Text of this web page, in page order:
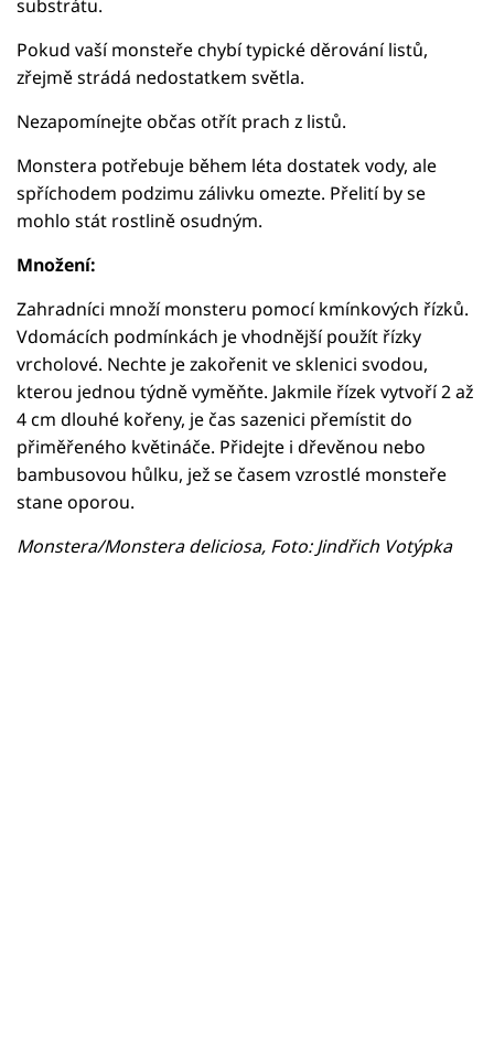
substrátu.
Pokud vaší monsteře chybí typické děrování listů,
zřejmě strádá nedostatkem světla.
Nezapomínejte občas otřít prach z listů.
Monstera potřebuje během léta dostatek vody, ale
spříchodem podzimu zálivku omezte. Přelití by se
mohlo stát rostlině osudným.
Množení:
Zahradníci množí monsteru pomocí kmínkových řízků.
Vdomácích podmínkách je vhodnější použít řízky
vrcholové. Nechte je zakořenit ve sklenici svodou,
kterou jednou týdně vyměňte. Jakmile řízek vytvoří 2 až
4 cm dlouhé kořeny, je čas sazenici přemístit do
přiměřeného květináče. Přidejte i dřevěnou nebo
bambusovou hůlku, jež se časem vzrostlé monsteře
stane oporou.
Monstera/Monstera deliciosa, Foto: Jindřich Votýpka